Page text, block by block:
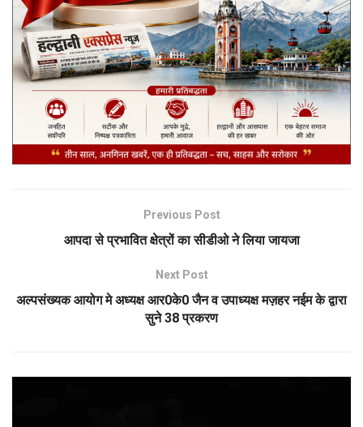
Previous Post
आपदा से प्रभावित क्षेत्रों का सीडीओ ने लिया जायजा
Next Post
अल्पसंख्यक आयोग मे अध्यक्ष आर0के0 जैन व उपाध्यक्ष मज़हर नईम के द्वारा
सुने 38 प्रकरण